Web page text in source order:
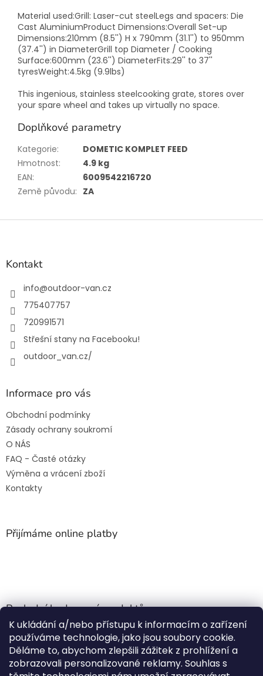
K ukládání a/nebo přístupu k informacím o zařízení
používáme technologie, jako jsou soubory cookie.
Děláme to, abychom zlepšili zážitek z prohlížení a
zobrazovali personalizované reklamy. Souhlas s
Material used:Grill: Laser-cut steelLegs and spacers: Die
Cast AluminiumProduct Dimensions:Overall Set-up
Dimensions:210mm (8.5'') H x 790mm (31.1'') to 950mm
(37.4'') in DiameterGrill top Diameter / Cooking
Surface:600mm (23.6'') DiameterFits:29'' to 37''
tyresWeight:4.5kg (9.9lbs)
This ingenious, stainless steelcooking grate, stores over
your spare wheel and takes up virtually no space.
Doplňkové parametry
Kategorie:
DOMETIC KOMPLET FEED
Hmotnost:
4.9 kg
EAN:
6009542216720
Země původu: ZA
Z
Kontakt
info@outdoor-van.cz
775407757
720991571
Střešní stany na Facebooku!
outdoor_van.cz/
Informace pro vás
Obchodní podmínky
Zásady ochrany soukromí
O NÁS
FAQ - Časté otázky
Výměna a vrácení zboží
Kontakty
Přijímáme online platby
Poslední hodnocení produktů
Jehla do nádrže k nezávislému topení
Hodnocení produktu je 5 z 5 hvězdiček.
| Martin Nevrlý
ano